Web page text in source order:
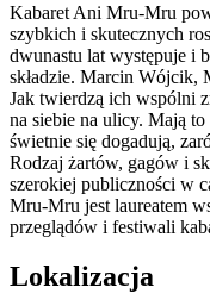
Kabaret Ani Mru-Mru
szybkich i skutecznych
dwunastu lat występuje i
składzie. Marcin Wójcik,
Jak twierdzą ich wspólni
na siebie na ulicy. Mają
świetnie się dogadują,
Rodzaj żartów, gagów i
szerokiej publiczności w
Mru-Mru jest laureatem
przeglądów i festiwali
Lokalizacja